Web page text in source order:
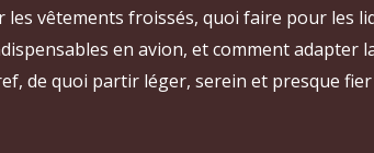
les vêtements froissés, quoi faire pour les
en avion, et comment adapter
de quoi partir léger, serein et presque